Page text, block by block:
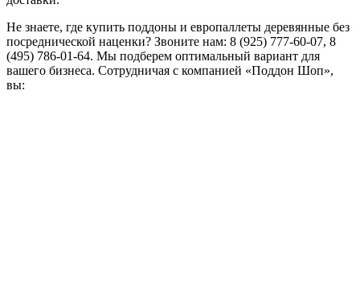
Не знаете, где купить поддоны и европаллеты деревянные без
посреднической наценки? Звоните нам: 8 (925) 777-60-07, 8
(495) 786-01-64. Мы подберем оптимальный вариант для
вашего бизнеса. Сотрудничая с компанией «Поддон Шоп»,
вы: